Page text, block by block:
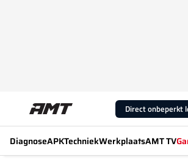
Direct onbeperkt
DiagnoseAPKTechniekWerkplaatsAMT TV